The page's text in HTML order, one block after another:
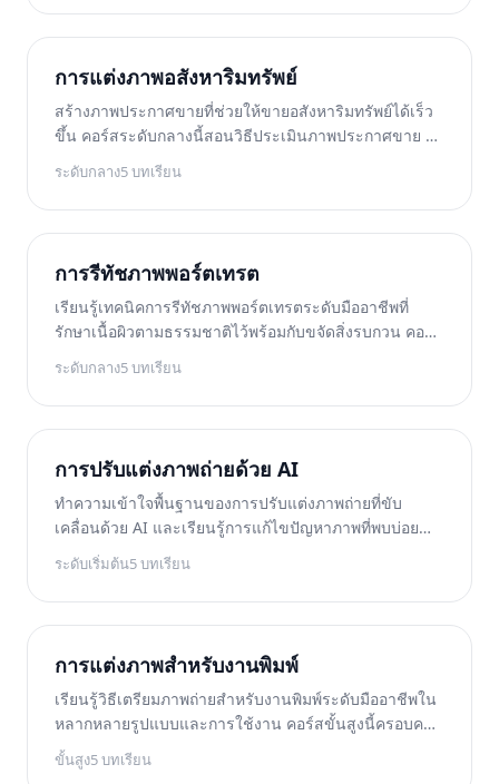
แบบเป็นชุดสำหรับการจัดตารางรายสัปดาห์ และการปรับ
แต่งรูปแบบแนวตั้งสำหรับ Stories และ Reels
การแต่งภาพอสังหาริมทรัพย์
สร้างภาพประกาศขายที่ช่วยให้ขายอสังหาริมทรัพย์ได้เร็ว
ขึ้น คอร์สระดับกลางนี้สอนวิธีประเมินภาพประกาศขาย จัด
ระเบียบภายใน ทำความสะอาดภาพภายนอก เปลี่ยนท้องฟ้า
ที่ดูจืดชืด และเพิ่มองค์ประกอบการจัดแต่งห้องแบบเสมือน
จริง — ทั้งหมดด้วยเครื่องมือแต่งภาพที่ขับเคลื่อนด้วย AI
ซึ่งช่วยประหยัดเวลาได้หลายชั่วโมงเมื่อเทียบกับการรีทัช
แบบดั้งเดิม
ระดับกลาง5บทเรียน
การรีทัชภาพพอร์ตเทรต
เรียนรู้เทคนิคการรีทัชภาพพอร์ตเทรตระดับมืออาชีพที่
รักษาเนื้อผิวตามธรรมชาติไว้พร้อมกับขจัดสิ่งรบกวน คอร์ส
นี้ครอบคลุมทุกอย่างตั้งแต่การเกลี่ยผิวให้เรียบเนียนแบบ
ละมุนไปจนถึงการแก้ไขภาพพอร์ตเทรตหมู่อย่างมี
ประสิทธิภาพด้วยเครื่องมือที่ขับเคลื่อนด้วย AI
ระดับกลาง5บทเรียน
การปรับแต่งภาพถ่ายด้วย AI
ทำความเข้าใจพื้นฐานของการปรับแต่งภาพถ่ายที่ขับ
เคลื่อนด้วย AI และเรียนรู้การแก้ไขปัญหาภาพที่พบบ่อย
โดยอัตโนมัติ คอร์สที่เหมาะสำหรับผู้เริ่มต้นนี้ครอบคลุม
การแก้ไขแสง การทำให้คมชัด การไล่โทนสี และการขยาย
ภาพอย่างชาญฉลาด
ระดับเริ่มต้น5บทเรียน
การแต่งภาพสำหรับงานพิมพ์
เรียนรู้วิธีเตรียมภาพถ่ายสำหรับงานพิมพ์ระดับมืออาชีพใน
หลากหลายรูปแบบและการใช้งาน คอร์สขั้นสูงนี้ครอบคลุม
ข้อกำหนดด้านความละเอียด การจัดการสี การเตรียมงาน
พิมพ์ขนาดใหญ่ และข้อกำหนดสำหรับบรรจุภัณฑ์สินค้า
ขั้นสูง5บทเรียน